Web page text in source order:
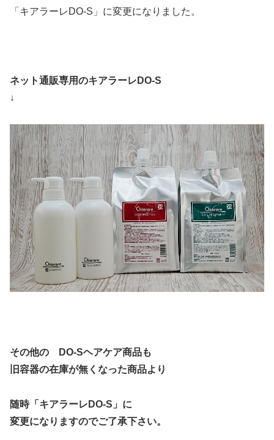
「キアラーレDO-S」に変更になりました。
ネット通販専用のキアラーレDO-S
↓
その他の DO-Sヘアケア商品も
旧容器の在庫が無くなった商品より
随時「キアラーレDO-S」に
変更になりますのでご了承下さい。